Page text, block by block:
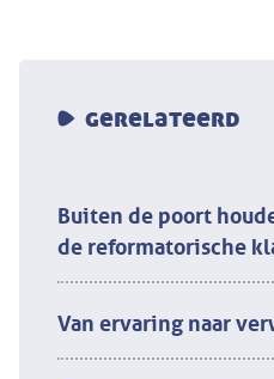
gerelateerd
Buiten de poort
de reformatorische
Van ervaring naar